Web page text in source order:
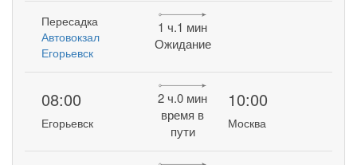
Пересадка
Автовокзал
Егорьевск
1 ч.1 мин
Ожидание
08:00
Егорьевск
2 ч.0 мин
время в
пути
10:00
Москва